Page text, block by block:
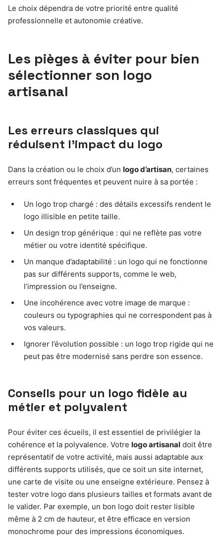
Le choix dépendra de votre priorité entre qualité
professionnelle et autonomie créative.
Les pièges à éviter pour bien
sélectionner son logo
artisanal
Les erreurs classiques qui
réduisent l’impact du logo
Dans la création ou le choix d’un logo d’artisan, certaines
erreurs sont fréquentes et peuvent nuire à sa portée :
Un logo trop chargé : des détails excessifs rendent le
logo illisible en petite taille.
Un design trop générique : qui ne reflète pas votre
métier ou votre identité spécifique.
Un manque d’adaptabilité : un logo qui ne fonctionne
pas sur différents supports, comme le web,
l’impression ou l’enseigne.
Une incohérence avec votre image de marque :
couleurs ou typographies qui ne correspondent pas à
vos valeurs.
Ignorer l’évolution possible : un logo trop rigide qui ne
peut pas être modernisé sans perdre son essence.
Conseils pour un logo fidèle au
métier et polyvalent
Pour éviter ces écueils, il est essentiel de privilégier la
cohérence et la polyvalence. Votre logo artisanal doit être
représentatif de votre activité, mais aussi adaptable aux
différents supports utilisés, que ce soit un site internet,
une carte de visite ou une enseigne extérieure. Pensez à
tester votre logo dans plusieurs tailles et formats avant de
le valider. Par exemple, un bon logo doit rester lisible
même à 2 cm de hauteur, et être efficace en version
monochrome pour des impressions économiques.